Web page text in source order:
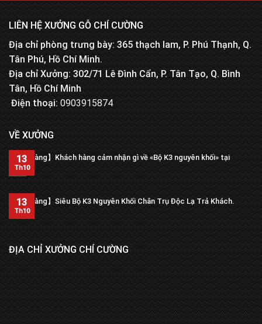
LIÊN HỆ XƯỞNG GỖ CHÍ CƯỜNG
Địa chỉ phòng trưng bày: 365 thạch lam, P. Phú Thạnh, Q.
Tân Phú, Hồ Chí Minh.
Địa chỉ Xưởng: 302/71 Lê Đình Cẩn, P. Tân Tạo, Q. Bình
Tân, Hồ Chí Minh
Điện thoại:0903915874
VỀ XƯỞNG
【Trả hàng】Khách hàng cảm nhận gì về «Bộ K3 nguyên khối» tại
xưởng?
13
Th10
【Trả hàng】Siêu Bộ K3 Nguyên Khối Chân Trụ Độc Lạ Trả Khách.
13
Th10
ĐỊA CHỈ XƯỞNG CHÍ CƯỜNG